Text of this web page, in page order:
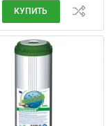
КУПИТЬ